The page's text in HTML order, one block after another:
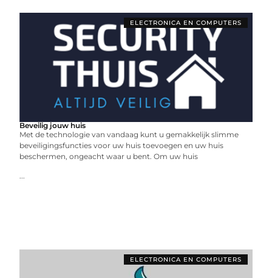
ELECTRONICA EN COMPUTERS
Beveilig jouw huis
Met de technologie van vandaag kunt u gemakkelijk slimme
beveiligingsfuncties voor uw huis toevoegen en uw huis
beschermen, ongeacht waar u bent. Om uw huis
...
ELECTRONICA EN COMPUTERS